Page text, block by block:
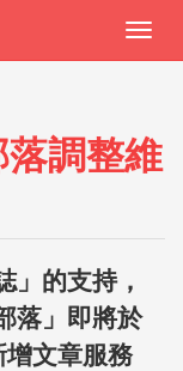
調整維
」的支持，
落」即將於
增文章服務